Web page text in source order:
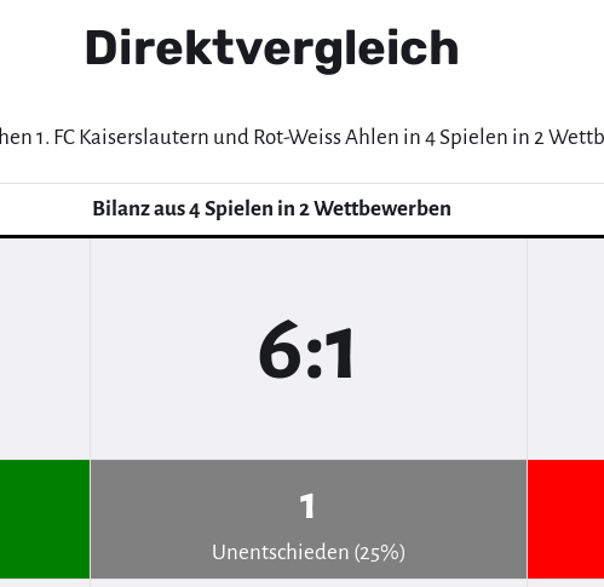
Direktvergleich
1. FC Kaiserslautern und Rot-Weiss Ahlen in 4 Spielen in 2
Bilanz aus 4 Spielen in 2 Wettbewerben
6:1
1
Unentschieden (25%)